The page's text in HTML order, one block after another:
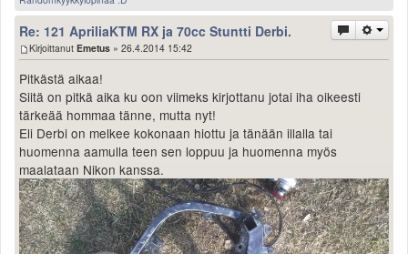
Re: 121 ApriliaKTM RX ja 70cc Stuntti Derbi.
Kirjoittanut Emetus » 26.4.2014 15:42
Pitkästä aikaa!
Siitä on pitkä aika ku oon viimeks kirjottanu jotai iha oikeesti
tärkeää hommaa tänne, mutta nyt!
Eli Derbi on melkee kokonaan hiottu ja tänään illalla tai
huomenna aamulla teen sen loppuu ja huomenna myös
maalataan Nikon kanssa.